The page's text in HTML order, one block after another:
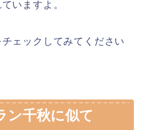
いますよ。
ェックしてみてください
ン千秋に似て